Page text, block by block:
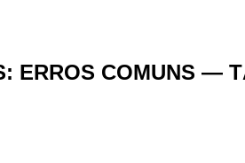
ERROS COMUNS —